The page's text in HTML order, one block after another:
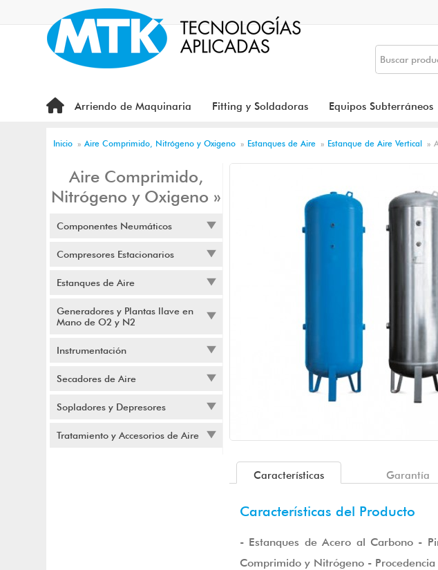
Arriendo de Maquinaria Fitting y Soldadoras Equipos Subterráneos
Inicio » Aire Comprimido, Nitrógeno y Oxigeno » Estanques de Aire » Estanque de Aire Vertical »
Aire Comprimido,
Nitrógeno y Oxigeno »
Componentes Neumáticos
Compresores Estacionarios
Estanques de Aire
Generadores y Plantas llave en
Mano de O2 y N2
Instrumentación
Secadores de Aire
Sopladores y Depresores
Tratamiento y Accesorios de Aire
Características Garantía
Características del Producto
- Estanques de Acero al Carbono -
Comprimido y Nitrógeno -